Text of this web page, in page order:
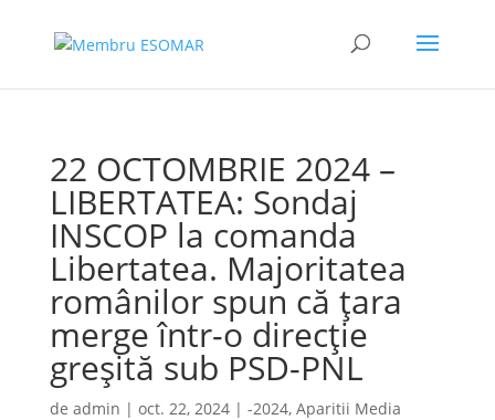
22 OCTOMBRIE 2024 –
LIBERTATEA: Sondaj
INSCOP la comanda
Libertatea. Majoritatea
românilor spun că țara
merge într-o direcție
greșită sub PSD-PNL
de admin | oct. 22, 2024| -2024, Aparitii Media